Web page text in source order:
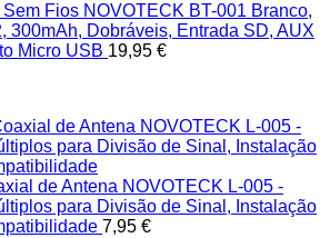
Fios NOVOTECK BT-001 Branco,
300mAh, Dobráveis, Entrada SD, AUX
Micro USB 19,95 €
de Antena NOVOTECK L-005 -
para Divisão de Sinal, Instalação
7,95 €